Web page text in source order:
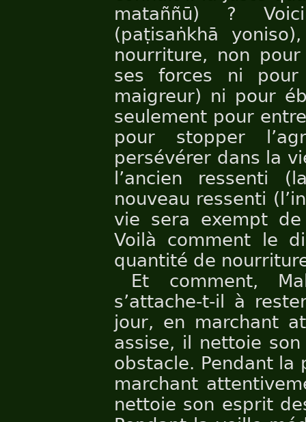
mataññū) ?
(paṭisaṅkhā
nourriture, non
ses forces ni
maigreur) ni pour
seulement pour
pour stopper
persévérer dans la
l’ancien ressenti
nouveau ressenti
vie sera exempt de
Voilà comment le
quantité de
Et comment,
s’attache-t-il à
jour, en marchant
assise, il nettoie
obstacle. Pendant la
marchant
nettoie son esprit